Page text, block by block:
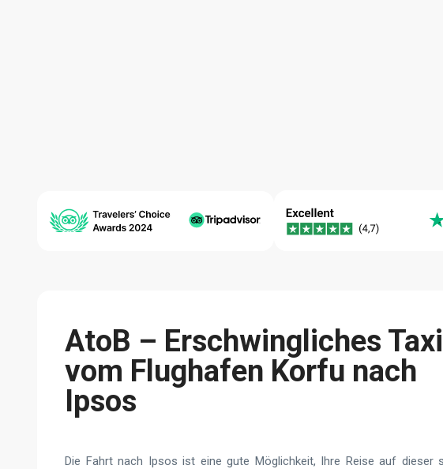
AtoB – Erschwingliches Taxi
vom Flughafen Korfu nach
Ipsos
Die Fahrt nach Ipsos ist eine gute Möglichkeit, Ihre Reise auf dieser